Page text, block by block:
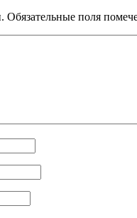
Обязательные поля